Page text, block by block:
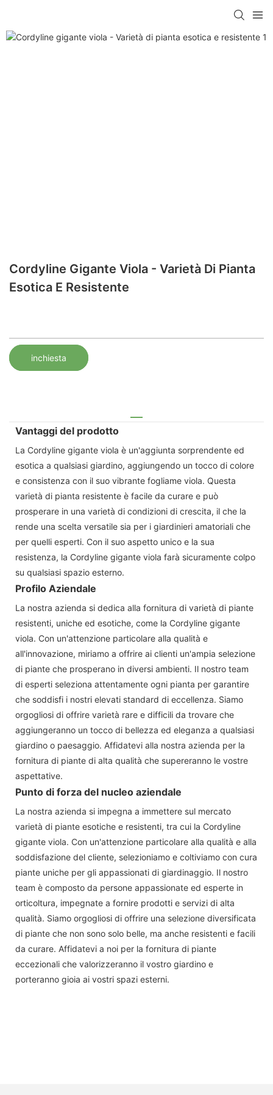
Cordyline Gigante Viola - Varietà Di Pianta
Esotica E Resistente
inchiesta
Vantaggi del prodotto
La Cordyline gigante viola è un'aggiunta sorprendente ed
esotica a qualsiasi giardino, aggiungendo un tocco di colore
e consistenza con il suo vibrante fogliame viola. Questa
varietà di pianta resistente è facile da curare e può
prosperare in una varietà di condizioni di crescita, il che la
rende una scelta versatile sia per i giardinieri amatoriali che
per quelli esperti. Con il suo aspetto unico e la sua
resistenza, la Cordyline gigante viola farà sicuramente colpo
su qualsiasi spazio esterno.
Profilo Aziendale
La nostra azienda si dedica alla fornitura di varietà di piante
resistenti, uniche ed esotiche, come la Cordyline gigante
viola. Con un'attenzione particolare alla qualità e
all'innovazione, miriamo a offrire ai clienti un'ampia selezione
di piante che prosperano in diversi ambienti. Il nostro team
di esperti seleziona attentamente ogni pianta per garantire
che soddisfi i nostri elevati standard di eccellenza. Siamo
orgogliosi di offrire varietà rare e difficili da trovare che
aggiungeranno un tocco di bellezza ed eleganza a qualsiasi
giardino o paesaggio. Affidatevi alla nostra azienda per la
fornitura di piante di alta qualità che supereranno le vostre
aspettative.
Punto di forza del nucleo aziendale
La nostra azienda si impegna a immettere sul mercato
varietà di piante esotiche e resistenti, tra cui la Cordyline
gigante viola. Con un'attenzione particolare alla qualità e alla
soddisfazione del cliente, selezioniamo e coltiviamo con cura
piante uniche per gli appassionati di giardinaggio. Il nostro
team è composto da persone appassionate ed esperte in
orticoltura, impegnate a fornire prodotti e servizi di alta
qualità. Siamo orgogliosi di offrire una selezione diversificata
di piante che non sono solo belle, ma anche resistenti e facili
da curare. Affidatevi a noi per la fornitura di piante
eccezionali che valorizzeranno il vostro giardino e
porteranno gioia ai vostri spazi esterni.